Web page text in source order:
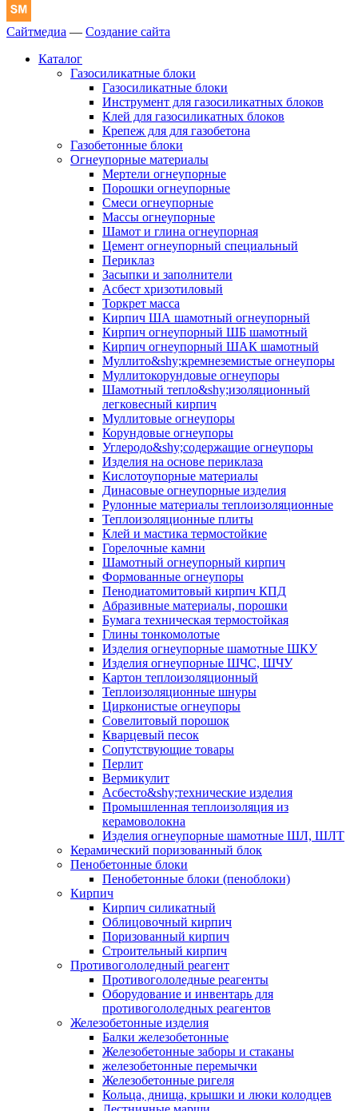
Сайтмедиа — Создание сайта
Каталог
Газосиликатные блоки
Газосиликатные блоки
Инструмент для газосиликатных блоков
Клей для газосиликатных блоков
Крепеж для для газобетона
Газобетонные блоки
Огнеупорные материалы
Мертели огнеупорные
Порошки огнеупорные
Смеси огнеупорные
Массы огнеупорные
Шамот и глина огнеупорная
Цемент огнеупорный специальный
Периклаз
Засыпки и заполнители
Асбест хризотиловый
Торкрет масса
Кирпич ША шамотный огнеупорный
Кирпич огнеупорный ШБ шамотный
Кирпич огнеупорный ШАК шамотный
Муллито&shy;­кремнеземистые огнеупоры
Муллито­корундовые огнеупоры
Шамотный тепло&shy;изоляционный
легковесный кирпич
Муллитовые огнеупоры
Корундовые огнеупоры
Углеродо&shy;содержащие огнеупоры
Изделия на основе периклаза
Кислотоупорные материалы
Динасовые огнеупорные изделия
Рулонные материалы теплоизоляционные
Тепло­изоляционные плиты
Клей и мастика термостойкие
Горелочные камни
Шамотный огнеупорный кирпич
Формованные огнеупоры
Пенодиатомитовый кирпич КПД
Абразивные материалы, порошки
Бумага техническая термостойкая
Глины тонкомолотые
Изделия огнеупорные шамотные ШКУ
Изделия огнеупорные ШЧС, ШЧУ
Картон теплоизоляционный
Теплоизоляционные шнуры
Цирконистые огнеупоры
Совелитовый порошок
Кварцевый песок
Сопутствующие товары
Перлит
Вермикулит
Асбесто&shy;технические изделия
Промышленная теплоизоляция из
керамоволокна
Изделия огнеупорные шамотные ШЛ, ШЛТ
Керамический поризованный блок
Пенобетонные блоки
Пенобетонные блоки (пеноблоки)
Кирпич
Кирпич силикатный
Облицовочный кирпич
Поризованный кирпич
Строительный кирпич
Противогололедный реагент
Противогололедные реагенты
Оборудование и инвентарь для
противогололедных реагентов
Железобетонные изделия
Балки железобетонные
Железобетонные заборы и стаканы
железобетонные перемычки
Железобетонные ригеля
Кольца, днища, крышки и люки колодцев